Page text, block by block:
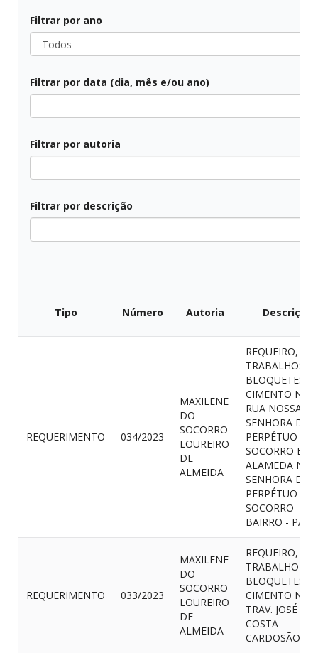
Filtrar por ano
Todos
Filtrar por data (dia, mês e/ou ano)
Filtrar por autoria
Filtrar por descrição
Tipo Número Autoria Descrição
REQUERIMENTO 034/2023
MAXILENE
DO
SOCORRO
LOUREIRO
DE
ALMEIDA
REQUEIRO, OS
TRABALHOS
BLOQUETES
CIMENTO NA
RUA NOSSA
SENHORA DO
PERPÉTUO
SOCORRO E
ALAMEDA
SENHORA DO
PERPÉTUO
SOCORRO
BAIRRO -
REQUERIMENTO 033/2023
MAXILENE
DO
SOCORRO
LOUREIRO
DE
ALMEIDA
REQUEIRO, O
TRABALHO DE
BLOQUETES
CIMENTO NA
TRAV. JOSÉ
COSTA -
CARDOSÃO